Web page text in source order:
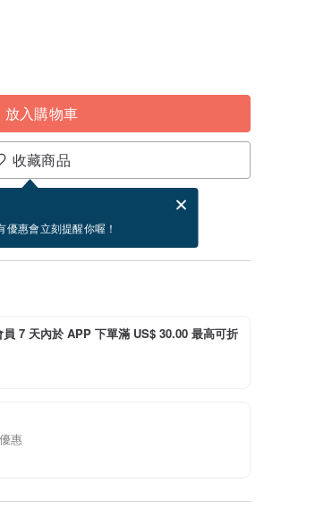
放入購物車
收藏商品
惠會立刻提醒你喔！
填寫
7 天內於 APP 下單滿 US$ 30.00 最高可折
惠